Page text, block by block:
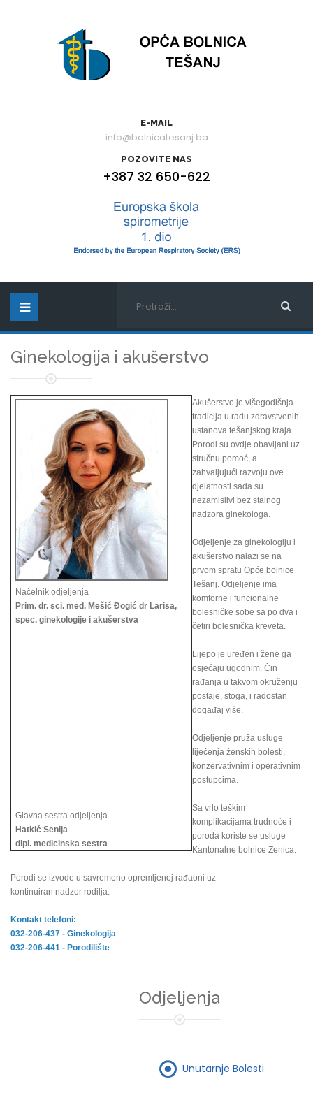
E-MAIL
info@bolnicatesanj.ba
POZOVITE NAS
+387 32 650-622
Ginekologija i akušerstvo
Načelnik odjeljenja
Prim. dr. sci. med. Mešić Đogić dr Larisa,
spec. ginekologije i akušerstva
Glavna sestra odjeljenja
Hatkić Senija
dipl. medicinska sestra
Akušerstvo je višegodišnja
tradicija u radu zdravstvenih
ustanova tešanjskog kraja.
Porodi su ovdje obavljani uz
stručnu pomoć, a
zahvaljujući razvoju ove
djelatnosti sada su
nezamislivi bez stalnog
nadzora ginekologa.
Odjeljenje za ginekologiju i
akušerstvo nalazi se na
prvom spratu Opće bolnice
Tešanj. Odjeljenje ima
komforne i funcionalne
bolesničke sobe sa po dva i
četiri bolesnička kreveta.
Lijepo je uređen i žene ga
osjećaju ugodnim. Čin
rađanja u takvom okruženju
postaje, stoga, i radostan
događaj više.
Odjeljenje pruža usluge
liječenja ženskih bolesti,
konzervativnim i operativnim
postupcima.
Sa vrlo teškim
komplikacijama trudnoće i
poroda koriste se usluge
Kantonalne bolnice Zenica.
Porodi se izvode u savremeno opremljenoj rađaoni uz
kontinuiran nadzor rodilja.
Kontakt telefoni:
032-206-437 - Ginekologija
032-206-441 - Porodilište
Odjeljenja
Unutarnje Bolesti